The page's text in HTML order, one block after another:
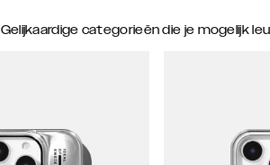
Gelijkaardige categorieën die je mogelijk